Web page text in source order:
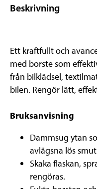
Beskrivning
Ett kraftfullt och
med borste som
från bilklädsel,
bilen. Rengör lätt,
Bruksanvisning
Dammsug ytan
avlägsna lös
Skaka flaskan,
rengöras.